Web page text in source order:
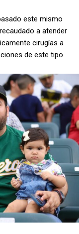
este mismo
a atender
cirugías a
de este tipo.